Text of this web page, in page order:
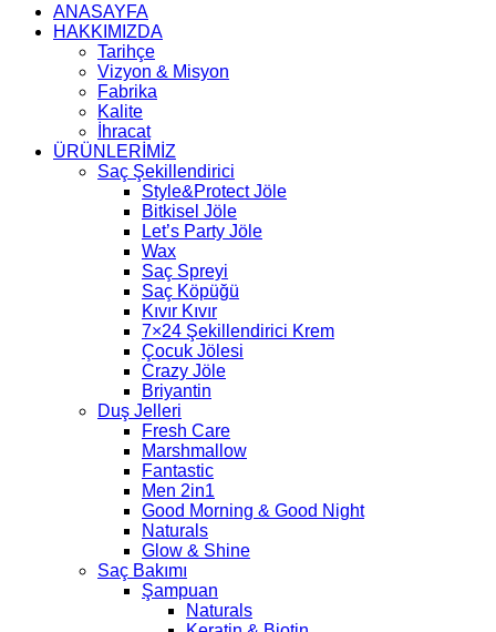
ANASAYFA
HAKKIMIZDA
Tarihçe
Vizyon & Misyon
Fabrika
Kalite
İhracat
ÜRÜNLERİMİZ
Saç Şekillendirici
Style&Protect Jöle
Bitkisel Jöle
Let’s Party Jöle
Wax
Saç Spreyi
Saç Köpüğü
Kıvır Kıvır
7×24 Şekillendirici Krem
Çocuk Jölesi
Crazy Jöle
Briyantin
Duş Jelleri
Fresh Care
Marshmallow
Fantastic
Men 2in1
Good Morning & Good Night
Naturals
Glow & Shine
Saç Bakımı
Şampuan
Naturals